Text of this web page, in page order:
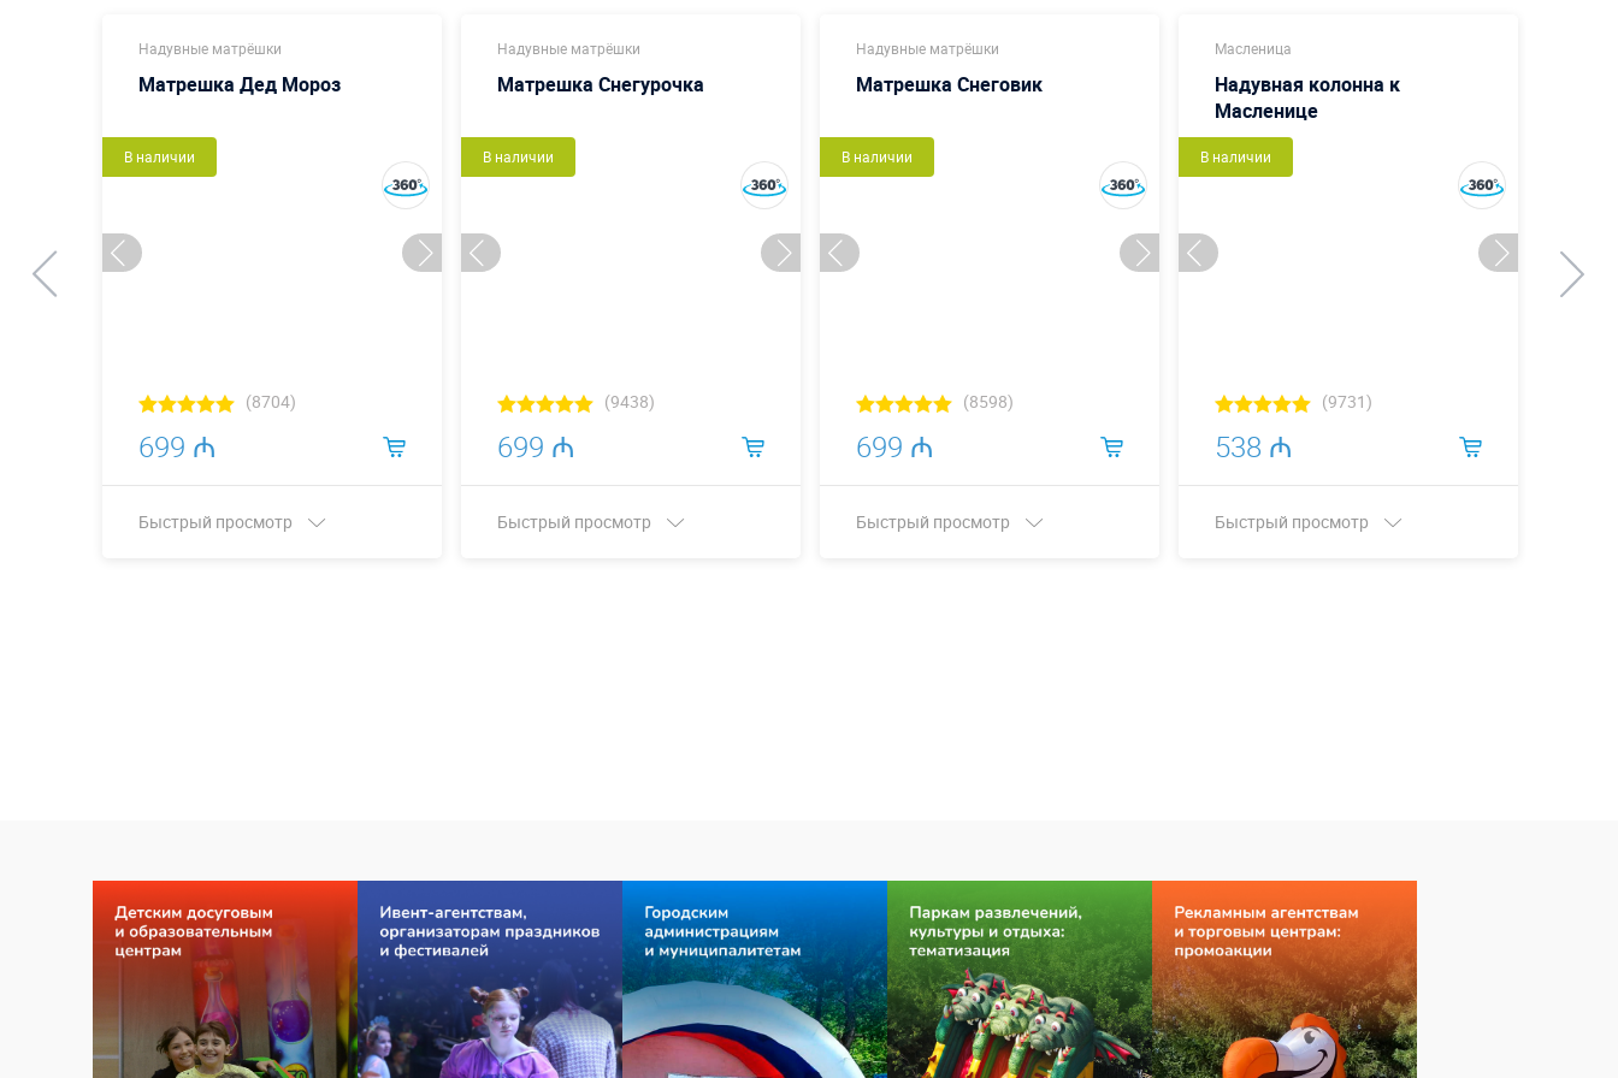
Надувные матрёшки
Матрешка Дед Мороз
В наличии
(8704)
699 ₼
Быстрый просмотр
Надувные матрёшки
Матрешка Снегурочка
В наличии
(9438)
699 ₼
Быстрый просмотр
Надувные матрёшки
Матрешка Снеговик
В наличии
(8598)
699 ₼
Быстрый просмотр
Масленица
Надувная колонна к
Масленице
В наличии
(9731)
538 ₼
Быстрый просмотр